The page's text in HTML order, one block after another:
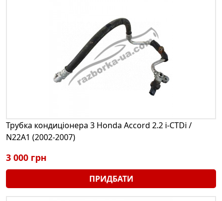
Трубка кондиціонера 3 Honda Accord 2.2 i-CTDi /
N22A1 (2002-2007)
3 000 грн
ПРИДБАТИ